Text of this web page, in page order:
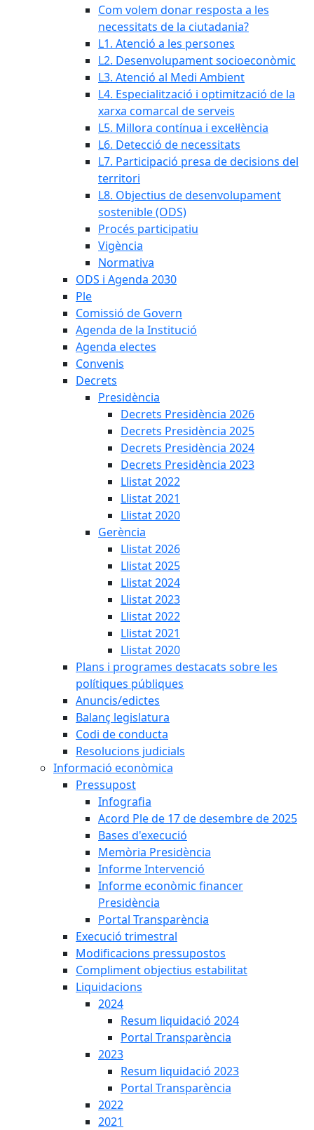
Com volem donar resposta a les
necessitats de la ciutadania?
L1. Atenció a les persones
L2. Desenvolupament socioeconòmic
L3. Atenció al Medi Ambient
L4. Especialització i optimització de la
xarxa comarcal de serveis
L5. Millora contínua i excel·lència
L6. Detecció de necessitats
L7. Participació presa de decisions del
territori
L8. Objectius de desenvolupament
sostenible (ODS)
Procés participatiu
Vigència
Normativa
ODS i Agenda 2030
Ple
Comissió de Govern
Agenda de la Institució
Agenda electes
Convenis
Decrets
Presidència
Decrets Presidència 2026
Decrets Presidència 2025
Decrets Presidència 2024
Decrets Presidència 2023
Llistat 2022
Llistat 2021
Llistat 2020
Gerència
Llistat 2026
Llistat 2025
Llistat 2024
Llistat 2023
Llistat 2022
Llistat 2021
Llistat 2020
Plans i programes destacats sobre les
polítiques públiques
Anuncis/edictes
Balanç legislatura
Codi de conducta
Resolucions judicials
Informació econòmica
Pressupost
Infografia
Acord Ple de 17 de desembre de 2025
Bases d'execució
Memòria Presidència
Informe Intervenció
Informe econòmic financer
Presidència
Portal Transparència
Execució trimestral
Modificacions pressupostos
Compliment objectius estabilitat
Liquidacions
2024
Resum liquidació 2024
Portal Transparència
2023
Resum liquidació 2023
Portal Transparència
2022
2021